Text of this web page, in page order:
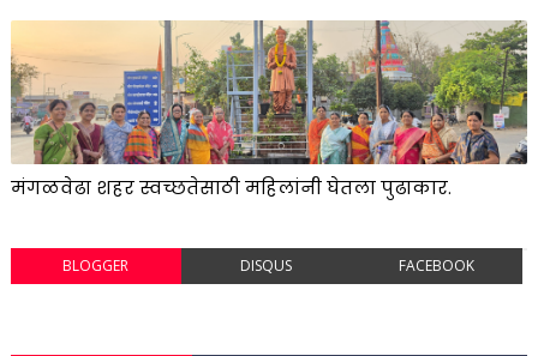
मंगळवेढा शहर स्वच्छतेसाठी महिलांनी घेतला पुढाकार.
BLOGGER DISQUS FACEBOOK